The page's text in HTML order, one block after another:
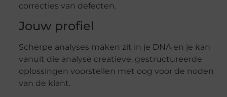
correcties van defecten.
Jouw profiel
Scherpe analyses maken zit in je DNA en je kan
vanuit die analyse creatieve, gestructureerde
oplossingen voorstellen met oog voor de noden
van de klant.